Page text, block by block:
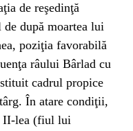
de reşedinţă
după moartea lui
poziţia favorabilă
râului Bârlad cu
cadrul propice
În atare condiţii,
II-lea (fiul lui